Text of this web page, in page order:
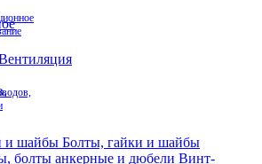
Болты, гайки и шайбы
Винт-